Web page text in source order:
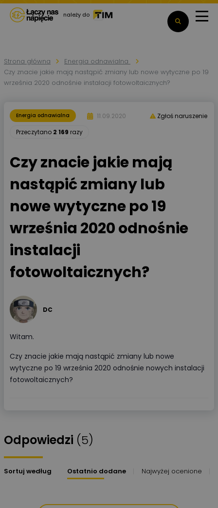
należy do
Strona główna
Energia odnawialna
Czy znacie jakie mają nastąpić zmiany lub nowe wytyczne po 19
września 2020 odnośnie instalacji fotowoltaicznych?
Energia odnawialna
11.09.2020
Przeczytano 2 169 razy
Zgłoś naruszenie
Czy znacie jakie mają
nastąpić zmiany lub
nowe wytyczne po 19
września 2020 odnośnie
instalacji
fotowoltaicznych?
DC
Witam.
Czy znacie jakie mają nastąpić zmiany lub nowe
wytyczne po 19 września 2020 odnośnie nowych instalacji
fotowoltaicznych?
Odpowiedzi (5)
Sortuj według Ostatnio dodane Najwyżej ocenione